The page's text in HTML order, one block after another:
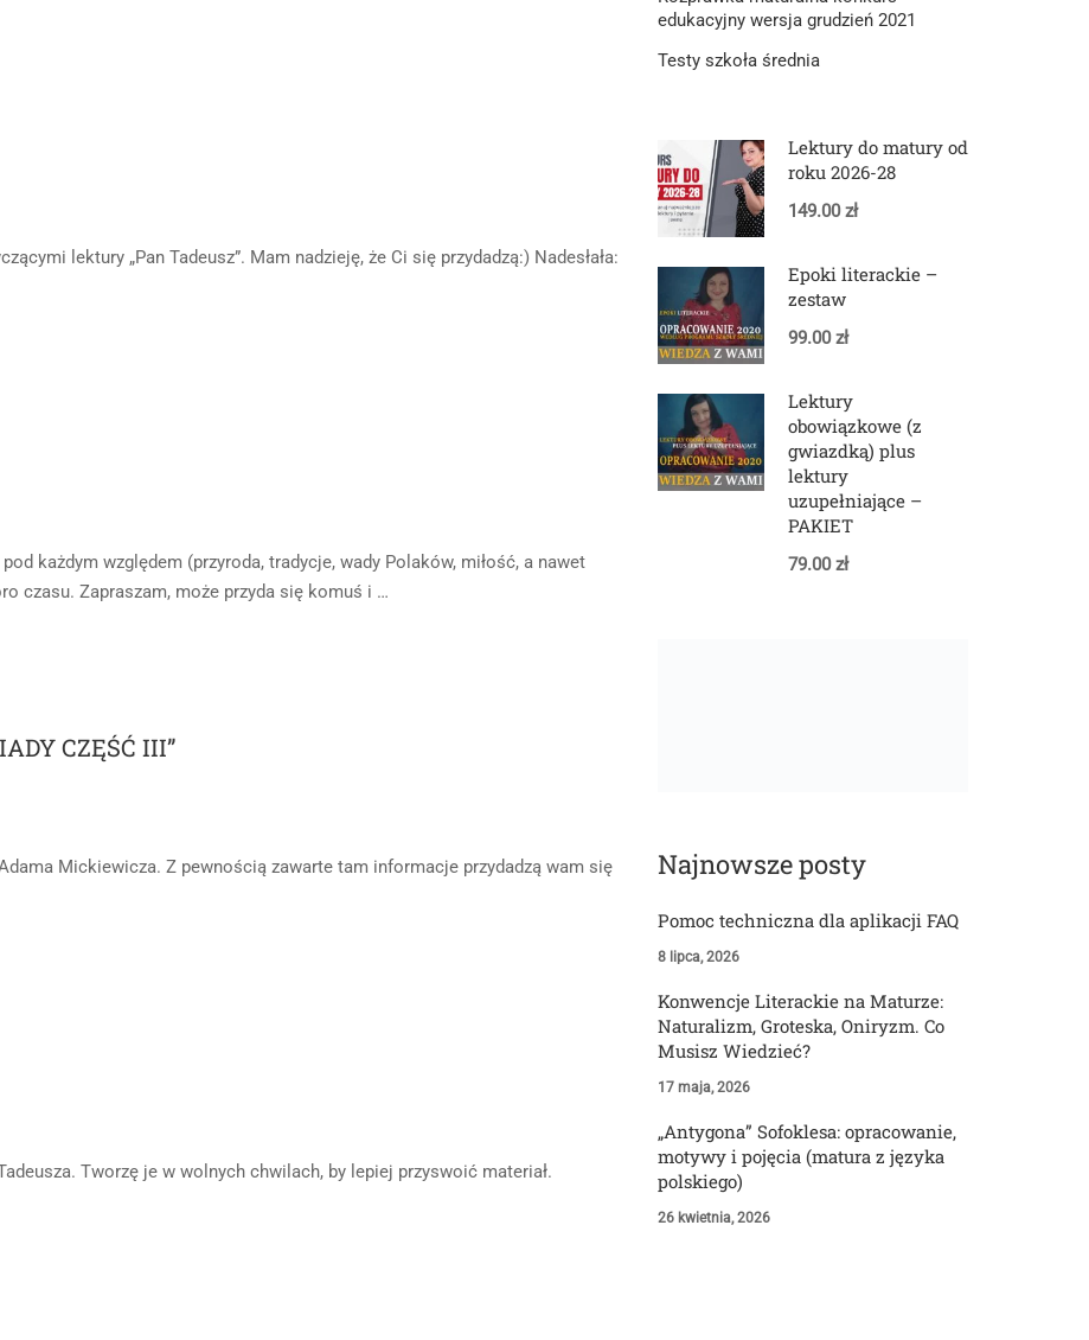
lektury „Pan Tadeusz”. Mam nadzieję, że Ci się przydadzą:) Nadesłała:
każdym względem (przyroda, tradycje, wady Polaków, miłość, a nawet
czasu. Zapraszam, może przyda się komuś i …
CZĘŚĆ III”
Mickiewicza. Z pewnością zawarte tam informacje przydadzą wam się
Tworzę je w wolnych chwilach, by lepiej przyswoić materiał.
edukacyjny wersja grudzień 2021
Testy szkoła średnia
Lektury do matury od
roku 2026-28
149.00 zł
Epoki literackie –
zestaw
99.00 zł
Lektury
obowiązkowe (z
gwiazdką) plus
lektury
uzupełniające –
PAKIET
79.00 zł
Najnowsze posty
Pomoc techniczna dla aplikacji FAQ
8 lipca, 2026
Konwencje Literackie na Maturze:
Naturalizm, Groteska, Oniryzm. Co
Musisz Wiedzieć?
17 maja, 2026
„Antygona” Sofoklesa: opracowanie,
motywy i pojęcia (matura z języka
polskiego)
26 kwietnia, 2026